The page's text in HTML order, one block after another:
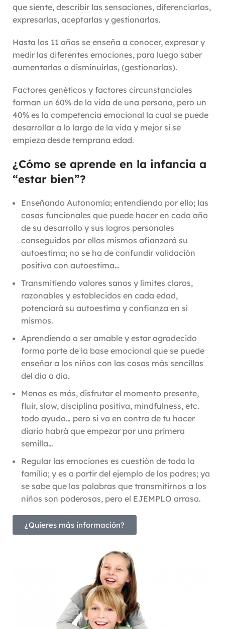
que siente, describir las sensaciones, diferenciarlas,
expresarlas, aceptarlas y gestionarlas.
Hasta los 11 años se enseña a conocer, expresar y
medir las diferentes emociones, para luego saber
aumentarlas o disminuirlas, (gestionarlas).
Factores genéticos y factores circunstanciales
forman un 60% de la vida de una persona, pero un
40% es la competencia emocional la cual se puede
desarrollar a lo largo de la vida y mejor si se
empieza desde temprana edad.
¿Cómo se aprende en la infancia a
“estar bien”?
Enseñando Autonomía; entendiendo por ello; las
cosas funcionales que puede hacer en cada año
de su desarrollo y sus logros personales
conseguidos por ellos mismos afianzará su
autoestima; no se ha de confundir validación
positiva con autoestima…
Transmitiendo valores sanos y límites claros,
razonables y establecidos en cada edad,
potenciará su autoestima y confianza en sí
mismos.
Aprendiendo a ser amable y estar agradecido
forma parte de la base emocional que se puede
enseñar a los niños con las cosas más sencillas
del día a día.
Menos es más, disfrutar el momento presente,
fluir, slow, disciplina positiva, mindfulness, etc.
todo ayuda… pero si va en contra de tu hacer
diario habrá que empezar por una primera
semilla…
Regular las emociones es cuestión de toda la
familia; y es a partir del ejemplo de los padres; ya
se sabe que las palabras que transmitirnos a los
niños son poderosas, pero el EJEMPLO arrasa.
¿Quieres más información?